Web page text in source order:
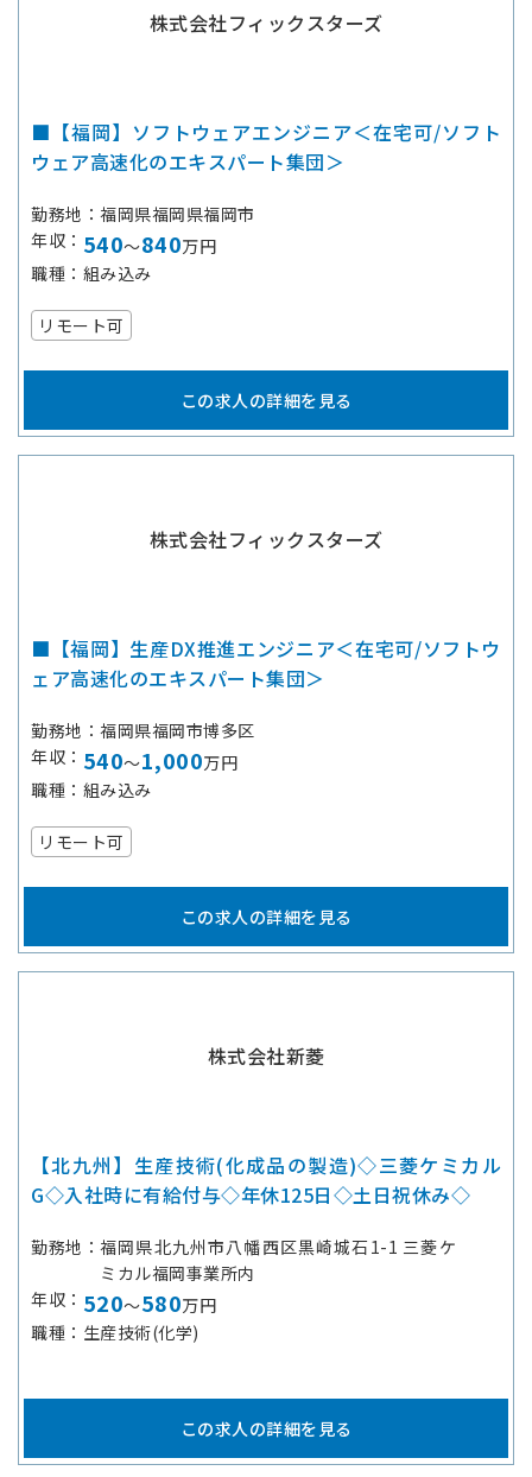
株式会社フィックスターズ
■【福岡】ソフトウェアエンジニア＜在宅可/ソフト
ウェア高速化のエキスパート集団＞
勤務地
福岡県福岡県福岡市
年収
540～840万円
職種
組み込み
リモート可
この求人の詳細を見る
株式会社フィックスターズ
■【福岡】生産DX推進エンジニア＜在宅可/ソフトウ
ェア高速化のエキスパート集団＞
勤務地
福岡県福岡市博多区
年収
540～1,000万円
職種
組み込み
リモート可
この求人の詳細を見る
株式会社新菱
【北九州】生産技術(化成品の製造)◇三菱ケミカル
G◇入社時に有給付与◇年休125日◇土日祝休み◇
勤務地
福岡県北九州市八幡西区黒崎城石1-1 三菱ケ
ミカル福岡事業所内
年収
520～580万円
職種
生産技術(化学)
この求人の詳細を見る